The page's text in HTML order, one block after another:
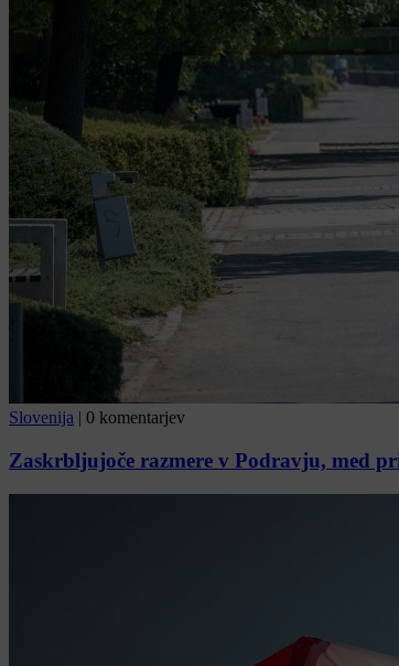
Slovenija | 0 komentarjev
Zaskrbljujoče razmere v Podravju, med